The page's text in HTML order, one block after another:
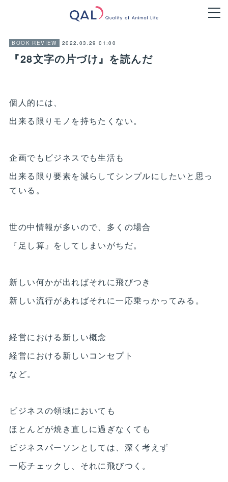
BOOK REVIEW 2022.03.29 01:00
『28文字の片づけ』を読んだ
個人的には、
出来る限りモノを持ちたくない。
企画でもビジネスでも生活も
出来る限り要素を減らしてシンプルにしたいと思っ
ている。
世の中情報が多いので、多くの場合
『足し算』をしてしまいがちだ。
新しい何かが出ればそれに飛びつき
新しい流行があればそれに一応乗っかってみる。
経営における新しい概念
経営における新しいコンセプト
など。
ビジネスの領域においても
ほとんどが焼き直しに過ぎなくても
ビジネスパーソンとしては、深く考えず
一応チェックし、それに飛びつく。